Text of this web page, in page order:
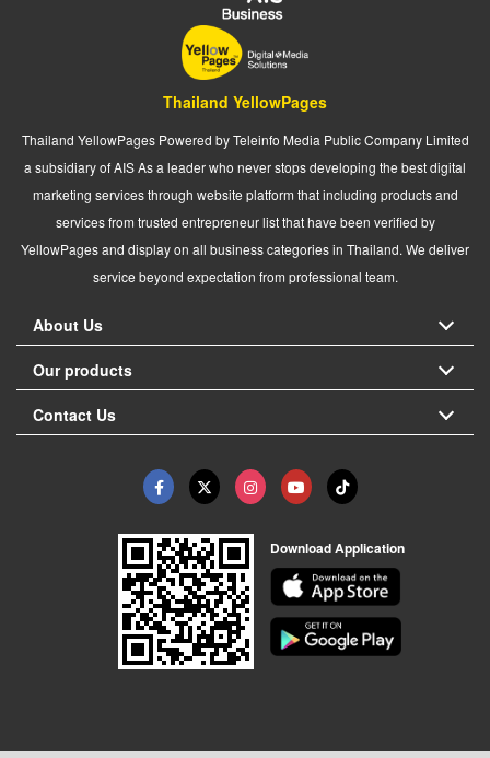
Thailand YellowPages
Thailand YellowPages Powered by Teleinfo Media Public Company Limited
a subsidiary of AIS As a leader who never stops developing the best digital
marketing services through website platform that including products and
services from trusted entrepreneur list that have been verified by
YellowPages and display on all business categories in Thailand. We deliver
service beyond expectation from professional team.
About Us
Our products
Contact Us
Download Application